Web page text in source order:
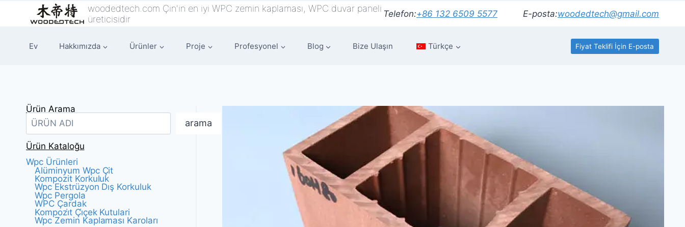
woodedtech.com Çin'in en iyi WPC zemin kaplaması, WPC duvar paneli
üreticisidir
Telefon:+86 132 6509 5577 E-posta:woodedtech@gmail.com
Ev Hakkımızda Ürünler Proje Profesyonel Blog Bize Ulaşın Türkçe Fiyat Teklifi İçin E-posta
Ürün Arama
arama
Ürün Kataloğu
Wpc Ürünleri
Alüminyum Wpc Çit
Kompozit Korkuluk
Wpc Ekstrüzyon Dış Korkuluk
Wpc Pergola
WPC Çardak
Kompozi̇t Çi̇çek Kutulari
Wpc Zemin Kaplaması Karoları